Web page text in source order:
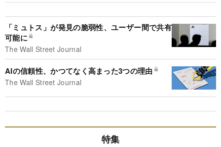
「ミュトス」が発見の脆弱性、ユーザー間で共有
可能に
The Wall Street Journal
AIの信頼性、かつてなく高まった3つの理由
The Wall Street Journal
特集